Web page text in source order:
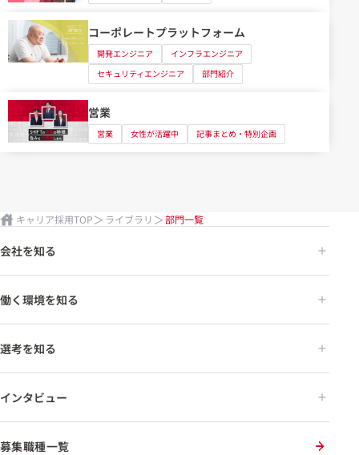
コーポレートプラットフォーム
開発エンジニア
インフラエンジニア
セキュリティエンジニア
部門紹介
営業
営業 女性が活躍中 記事まとめ・特別企画
キャリア採用TOP ライブラリ 部門一覧
会社を知る
働く環境を知る
選考を知る
インタビュー
募集職種一覧